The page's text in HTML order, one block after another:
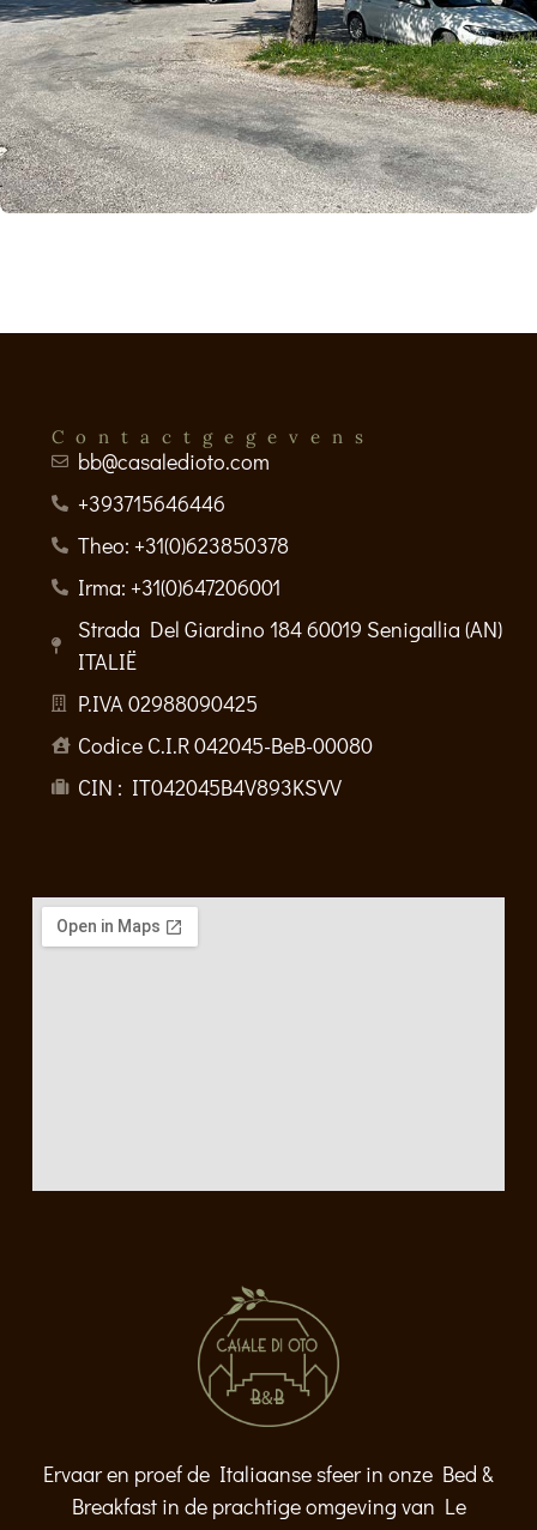
Ervaar en proef de Italiaanse sfeer in onze Bed &
Breakfast in de prachtige omgeving van Le
Contactgegevens
bb@casaledioto.com
+393715646446
Theo: +31(0)623850378
Irma: +31(0)647206001
Strada Del Giardino 184 60019 Senigallia (AN)
ITALIË
P.IVA 02988090425
Codice C.I.R 042045-BeB-00080
CIN : IT042045B4V893KSVV